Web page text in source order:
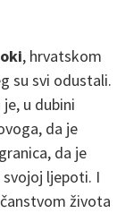
, hrvatskom
su svi odustali.
u dubini
da je
da je
ljepoti. I
života